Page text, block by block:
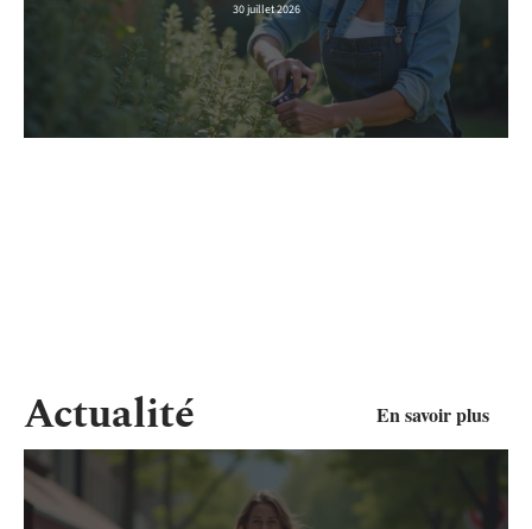
30 juillet 2026
Actualité En savoir plus